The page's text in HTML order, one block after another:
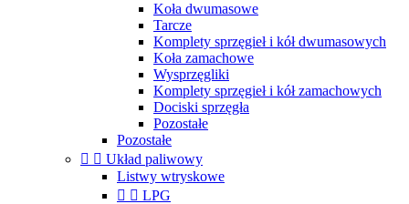
Koła dwumasowe
Tarcze
Komplety sprzęgieł i kół dwumasowych
Koła zamachowe
Wysprzęgliki
Komplety sprzęgieł i kół zamachowych
Dociski sprzęgła
Pozostałe
Pozostałe
  Układ paliwowy
Listwy wtryskowe
  LPG